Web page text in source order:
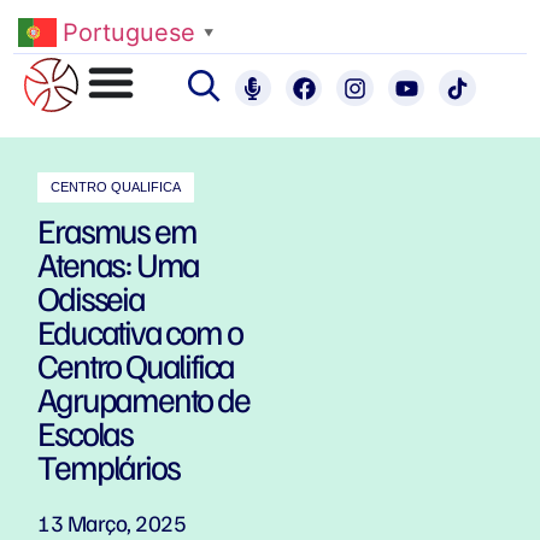
Portuguese ▼
CENTRO QUALIFICA
Erasmus em
Atenas: Uma
Odisseia
Educativa com o
Centro Qualifica
Agrupamento de
Escolas
Templários
13 Março, 2025